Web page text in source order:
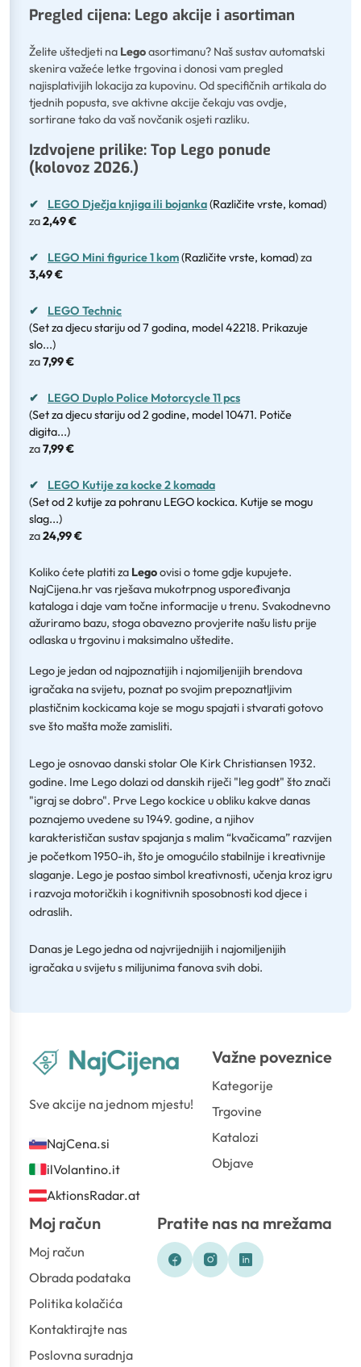
Pregled cijena: Lego akcije i asortiman
Želite uštedjeti na Legoasortimanu? Naš sustav automatski
skenira važeće letke trgovina i donosi vam pregled
najisplativijih lokacija za kupovinu. Od specifičnih artikala do
tjednih popusta, sve aktivne akcije čekaju vas ovdje,
sortirane tako da vaš novčanik osjeti razliku.
Izdvojene prilike: Top Lego ponude
(kolovoz 2026.)
✔ LEGO Dječja knjiga ili bojanka(Različite vrste, komad)
za2,49 €
✔ LEGO Mini figurice 1 kom(Različite vrste, komad)za
3,49 €
✔
LEGO Technic
(Set za djecu stariju od 7 godina, model 42218. Prikazuje
slo...)
za7,99 €
✔
LEGO Duplo Police Motorcycle 11 pcs
(Set za djecu stariju od 2 godine, model 10471. Potiče
digita...)
za7,99 €
✔
LEGO Kutije za kocke 2 komada
(Set od 2 kutije za pohranu LEGO kockica. Kutije se mogu
slag...)
za24,99 €
Koliko ćete platiti za Legoovisi o tome gdje kupujete.
NajCijena.hr vas rješava mukotrpnog uspoređivanja
kataloga i daje vam točne informacije u trenu. Svakodnevno
ažuriramo bazu, stoga obavezno provjerite našu listu prije
odlaska u trgovinu i maksimalno uštedite.
Lego je jedan od najpoznatijih i najomiljenijih brendova
igračaka na svijetu, poznat po svojim prepoznatljivim
plastičnim kockicama koje se mogu spajati i stvarati gotovo
sve što mašta može zamisliti.
Lego je osnovao danski stolar Ole Kirk Christiansen 1932.
godine. Ime Lego dolazi od danskih riječi "leg godt" što znači
"igraj se dobro". Prve Lego kockice u obliku kakve danas
poznajemo uvedene su 1949. godine, a njihov
karakterističan sustav spajanja s malim “kvačicama” razvijen
je početkom 1950-ih, što je omogućilo stabilnije i kreativnije
slaganje. Lego je postao simbol kreativnosti, učenja kroz igru
i razvoja motoričkih i kognitivnih sposobnosti kod djece i
odraslih.
Danas je Lego jedna od najvrijednijih i najomiljenijih
igračaka u svijetu s milijunima fanova svih dobi.
Sve akcije na jednom mjestu!
NajCena.si
ilVolantino.it
AktionsRadar.at
Važne poveznice
Kategorije
Trgovine
Katalozi
Objave
Moj račun
Moj račun
Obrada podataka
Politika kolačića
Kontaktirajte nas
Poslovna suradnja
Pratite nas na mrežama